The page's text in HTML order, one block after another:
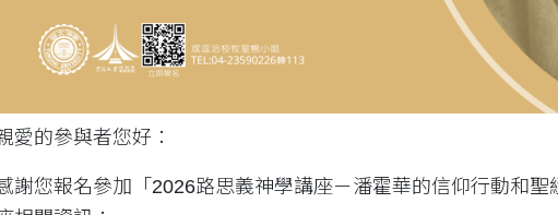
愛的參與者您好：
謝您報名參加「2026路思義神學講座－潘霍華的信仰行動和